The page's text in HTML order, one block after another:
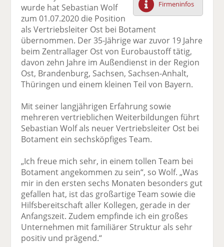
F
ac
e
b
o
o
k
te
e
n
tt
er
Li
n
e
di
n
te
il
E
m
l
v
er
se
n
n
ck
e
Firmeninfos
wurde hat Sebastian Wolf
zum 01.07.2020 die Position
als Vertriebsleiter Ost bei Botament
übernommen. Der 35-Jährige war zuvor 19 Jahre
beim Zentrallager Ost von Eurobaustoff tätig,
davon zehn Jahre im Außendienst in der Region
Ost, Brandenburg, Sachsen, Sachsen-Anhalt,
Thüringen und einem kleinen Teil von Bayern.
Mit seiner langjährigen Erfahrung sowie
mehreren vertrieblichen Weiterbildungen führt
Sebastian Wolf als neuer Vertriebsleiter Ost bei
Botament ein sechsköpfiges Team.
„Ich freue mich sehr, in einem tollen Team bei
Botament angekommen zu sein“, so Wolf. „Was
mir in den ersten sechs Monaten besonders gut
gefallen hat, ist das großartige Team sowie die
Hilfsbereitschaft aller Kollegen, gerade in der
Anfangszeit. Zudem empfinde ich ein großes
Unternehmen mit familiärer Struktur als sehr
positiv und prägend.“